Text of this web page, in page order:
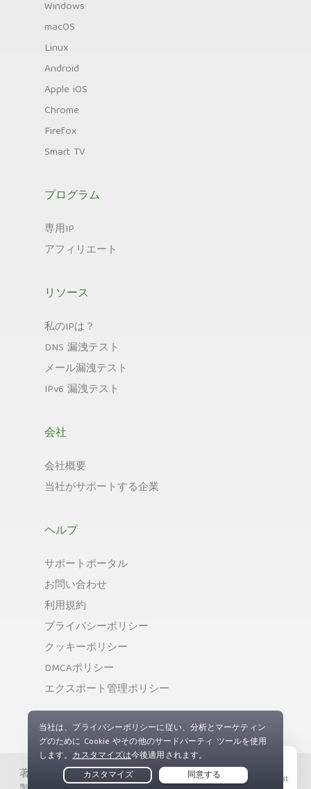
Windows
macOS
Linux
Android
Apple iOS
Chrome
Firefox
Smart TV
プログラム
専用IP
アフィリエート
リソース
私のIPは？
DNS 漏洩テスト
メール漏洩テスト
IPv6 漏洩テスト
会社
会社概要
当社がサポートする企業
ヘルプ
サポートポータル
お問い合わせ
利用規約
プライバシーポリシー
クッキーポリシー
DMCAポリシー
エクスポート管理ポリシー
著作権 © Private Internet Access, Inc. 無断複写、無断複Live Chat